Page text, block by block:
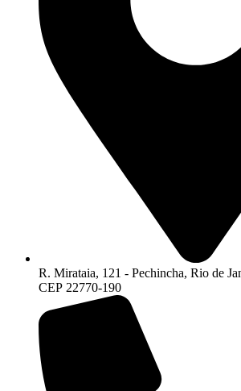
R. Mirataia, 121 - Pechincha, Rio de
CEP 22770-190